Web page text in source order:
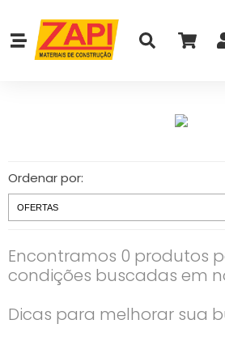
Ordenar por:
Encontramos 0 produtos
condições buscadas em
Dicas para melhorar sua